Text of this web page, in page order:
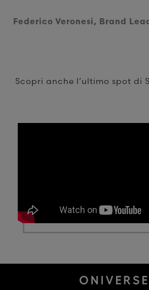
Federico Veronesi, Brand
Scopri anche l’ultimo spot di